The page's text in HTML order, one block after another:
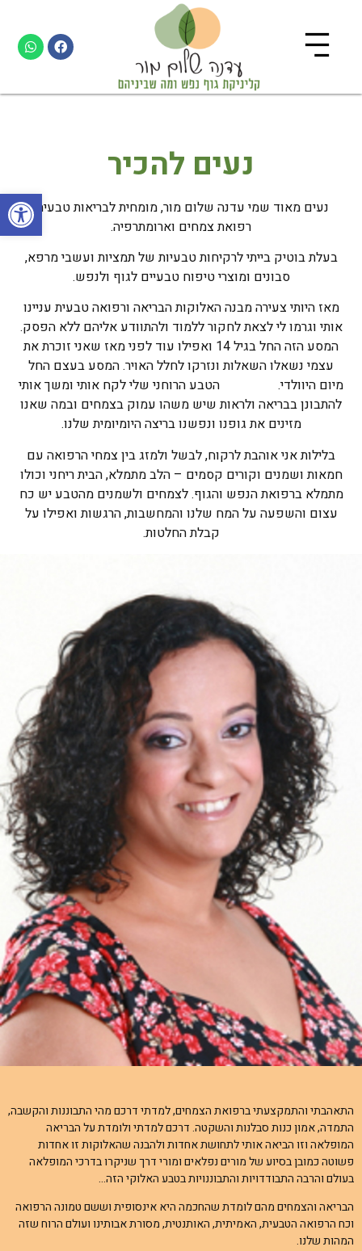
נעים להכיר
נעים מאוד שמי עדנה שלום מור, מומחית לבריאות טבעית,
רפואת צמחים וארומתרפיה.
בעלת בוטיק בייתי לרקיחות טבעיות של תמציות ועשבי מרפא,
סבונים ומוצרי טיפוח טבעיים לגוף ולנפש.
מאז היותי צעירה מבנה האלוקות הבריאה ורפואה טבעית עניינו
אותי וגרמו לי לצאת לחקור ללמוד ולהתוודע אליהם ללא הפסק.
המסע הזה החל בגיל 14 ואפילו עוד לפני מאז שאני זוכרת את
עצמי נשאלו השאלות ונזרקו לחלל האויר. המסע בעצם החל
מיום היוולדי. הטבע הרוחני שלי לקח אותי ומשך אותי
להתבונן בבריאה ולראות שיש משהו עמוק בצמחים ובמה שאנו
מזינים את גופנו ונפשנו בריצה היומיומית שלנו.
בלילות אני אוהבת לרקוח, לבשל ולמזג בין צמחי הרפואה עם
חמאות ושמנים וקורים קסמים – הלב מתמלא, הבית ריחני וכולו
מתמלא ברפואת הנפש והגוף. לצמחים ולשמנים מהטבע יש כח
עצום והשפעה על המח שלנו והמחשבות, הרגשות ואפילו על
קבלת החלטות.
התאהבתי והתמקצעתי ברפואת הצמחים, למדתי דרכם מהי התבוננות והקשבה,
התמדה, אמון כנות סבלנות והשקטה. דרכם למדתי ולומדת על הבריאה
המופלאה וזו הביאה אותי לתחושת אחדות ולהבנה שהאלוקות זו אחדות
פשוטה כמובן בסיוע של מורים נפלאים ומורי דרך שניקרו בדרכי המופלאה
בעולם והרבה התבודדויות והתבוננויות בטבע האלוקי הזה…
הבריאה והצמחים מהם לומדת שהחכמה היא אינסופית וששם טמונה הרפואה
וכח הרפואה הטבעית, האמיתית, האותנטית, מסורת אבותינו ועולם הרוח שזה
המהות שלנו.